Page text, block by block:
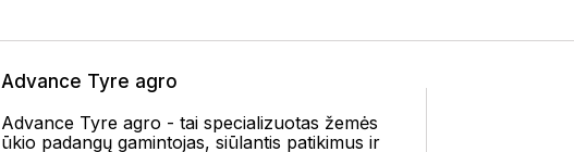
Advance Tyre agro
Advance Tyre agro - tai specializuotas žemės
ūkio padangų gamintojas, siūlantis patikimus ir